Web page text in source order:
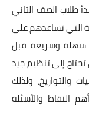
طلاب الصف الثاني
التي تساعدهم على
سهلة وسريعة قبل
تحتاج إلى تنظيم جيد
والتواريخ، ولذلك
النقاط والأسئلة